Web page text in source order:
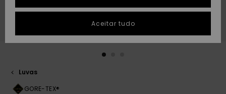
conversa para
obteres a
resposta mais
rápida à tua
PRESENTE
DESEJO
Luvas
GORE-TEX®
Aceitar tudo